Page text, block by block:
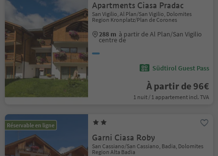
Apartments Ciasa Pradac
San Vigilio, Al Plan/San Vigilio, Dolomites
Region Kronplatz/Plan de Corones
288 m à partir de Al Plan/San Vigilio
centre de
Südtirol Guest Pass
À partir de 96€
1 nuit / 1 appartement incl. TVA
Réservable en ligne
Garni Ciasa Roby
San Cassiano/San Cassiano, Badia, Dolomites
Region Alta Badia